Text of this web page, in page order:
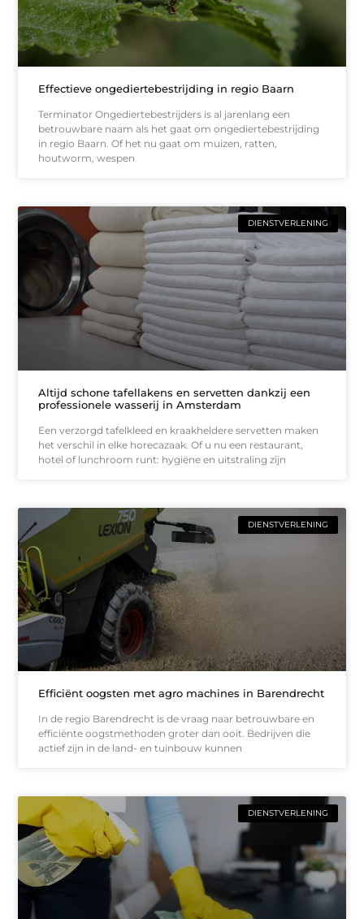
Effectieve ongediertebestrijding in regio Baarn
Terminator Ongediertebestrijders is al jarenlang een
betrouwbare naam als het gaat om ongediertebestrijding
in regio Baarn. Of het nu gaat om muizen, ratten,
houtworm, wespen
DIENSTVERLENING
Altijd schone tafellakens en servetten dankzij een
professionele wasserij in Amsterdam
Een verzorgd tafelkleed en kraakheldere servetten maken
het verschil in elke horecazaak. Of u nu een restaurant,
hotel of lunchroom runt: hygiëne en uitstraling zijn
DIENSTVERLENING
Efficiënt oogsten met agro machines in Barendrecht
In de regio Barendrecht is de vraag naar betrouwbare en
efficiënte oogstmethoden groter dan ooit. Bedrijven die
actief zijn in de land- en tuinbouw kunnen
DIENSTVERLENING